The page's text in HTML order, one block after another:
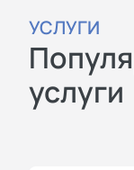
УСЛУГИ
услуги